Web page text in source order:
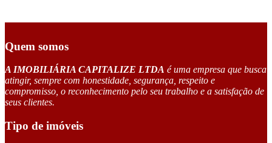
Quem somos
A IMOBILIÁRIA CAPITALIZE LTDA é uma empresa que busca
atingir, sempre com honestidade, segurança, respeito e
compromisso, o reconhecimento pelo seu trabalho e a satisfação de
seus clientes.
Tipo de imóveis